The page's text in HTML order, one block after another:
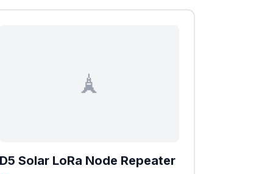
🗼
D5 Solar LoRa Node Repeater